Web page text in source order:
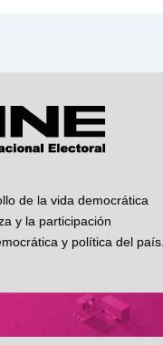
de la vida democrática
y la participación
y política del país.